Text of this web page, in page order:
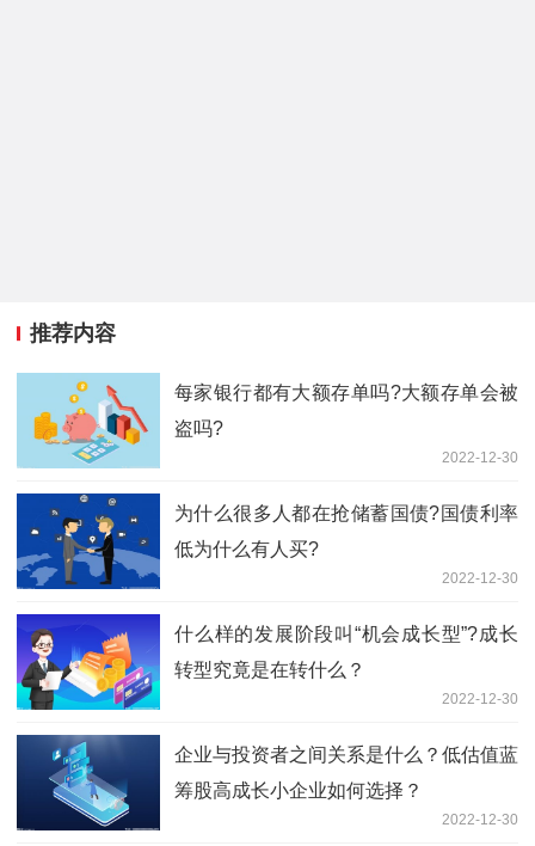
推荐内容
每家银行都有大额存单吗?大额存单会被
盗吗?
2022-12-30
为什么很多人都在抢储蓄国债?国债利率
低为什么有人买?
2022-12-30
什么样的发展阶段叫“机会成长型”?成长
转型究竟是在转什么？
2022-12-30
企业与投资者之间关系是什么？低估值蓝
筹股高成长小企业如何选择？
2022-12-30